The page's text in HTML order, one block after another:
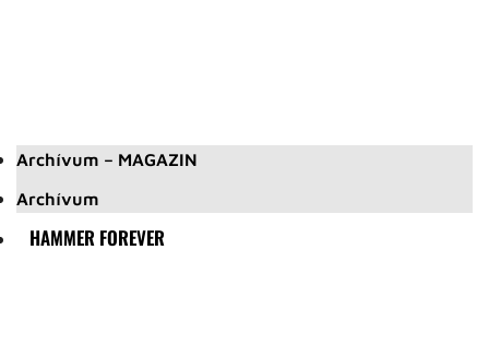
Archívum – MAGAZIN
Archívum
HAMMER FOREVER